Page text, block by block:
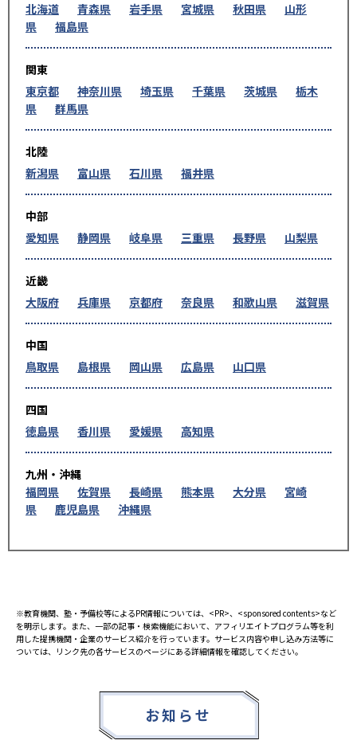
北海道
青森県 岩手県 宮城県 秋田県
山形
県
福島県
関東
東京都
神奈川県 埼玉県 千葉県 茨城県
栃木
県
群馬県
北陸
新潟県
富山県 石川県 福井県
中部
愛知県
静岡県 岐阜県 三重県 長野県 山梨県
近畿
大阪府
兵庫県 京都府 奈良県 和歌山県 滋賀県
中国
鳥取県
島根県 岡山県 広島県 山口県
四国
徳島県
香川県 愛媛県 高知県
九州・沖縄
福岡県
佐賀県 長崎県 熊本県 大分県
宮崎
県
鹿児島県 沖縄県
※教育機関、塾・予備校等によるPR情報については、<PR>、<sponsored contents>など
を明示します。また、一部の記事・検索機能において、アフィリエイトプログラム等を利
用した提携機関・企業のサービス紹介を行っています。サービス内容や申し込み方法等に
ついては、リンク先の各サービスのページにある詳細情報を確認してください。
お知らせ